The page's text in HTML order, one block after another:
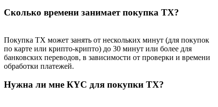
Сколько времени занимает покупка TX?
Покупка TX может занять от нескольких минут (для покупок
по карте или крипто-крипто) до 30 минут или более для
банковских переводов, в зависимости от проверки и времени
обработки платежей.
Нужна ли мне КYC для покупки TX?